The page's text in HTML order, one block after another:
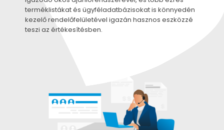
terméklistákat és ügyféladatbázisokat is könnyedén
kezelő rendelőfelületével igazán hasznos eszközzé
teszi az értékesítésben.